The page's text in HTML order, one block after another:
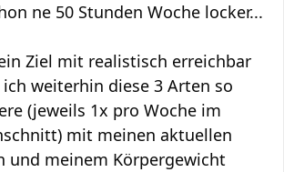
ne 50 Stunden Woche locker...
Ziel mit realistisch erreichbar
weiterhin diese 3 Arten so
(jeweils 1x pro Woche im
mit meinen aktuellen
und meinem Körpergewicht